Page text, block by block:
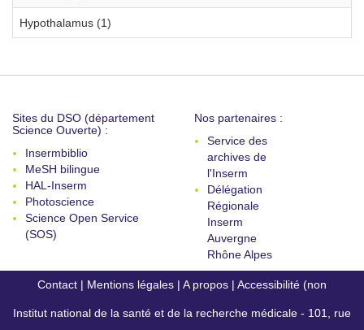
Hypothalamus (1)
Sites du DSO (département
Science Ouverte) :
Insermbiblio
MeSH bilingue
HAL-Inserm
Photoscience
Science Open Service
(SOS)
Nos partenaires :
Service des
archives de
l'Inserm
Délégation
Régionale
Inserm
Auvergne
Rhône Alpes
Contact | Mentions légales | A propos | Accessibilité (non
conforme)
Institut national de la santé et de la recherche médicale - 101, rue